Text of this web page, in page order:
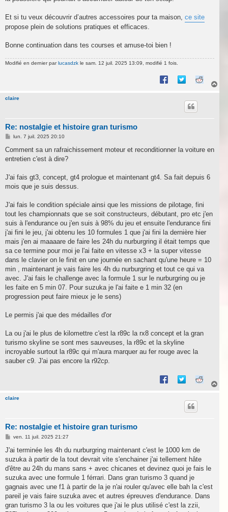
Et si tu veux découvrir d’autres accessoires pour ta maison, ce site
propose plein de solutions pratiques et efficaces.
Bonne continuation dans tes courses et amuse-toi bien !
Modifié en dernier parlucasdzk le sam. 12 juil. 2025 13:09, modifié 1 fois.
claire
Re: nostalgie et histoire gran turismo
M
s
a
lun. 7 juil. 2025 20:10
Comment sa un rafraichissement moteur et reconditionner la voiture en
entretien c'est à dire?
J'ai fais gt3, concept, gt4 prologue et maintenant gt4. Sa fait depuis 6
mois que je suis dessus.
J'ai fais le condition spéciale ainsi que les missions de pilotage, fini
tout les championnats que se soit constructeurs, débutant, pro etc j'en
suis à l'endurance ou j'en suis à 98% du jeu et ensuite l'endurance fini
j'ai fini le jeu, j'ai obtenu les 10 formules 1 que j'ai fini la dernière hier
mais j'en ai maaaare de faire les 24h du nurburgring il était temps que
sa ce termine pour moi je l'ai faite en vitesse x3 + la super vitesse
dans le clavier on le finit en une journée en sachant qu'une heure = 10
min , maintenant je vais faire les 4h du nurburgring et tout ce qui va
avec. J'ai fais le challenge avec la formule 1 sur le nurburgring ou je
les faite en 5 min 07. Pour suzuka je l'ai faite e 1 min 32 (en
progression peut faire mieux je le sens)
Le permis j'ai que des médailles d'or
La ou j'ai le plus de kilomettre c'est la r89c la rx8 concept et la gran
turismo skyline se sont mes sauveuses, la r89c et la skyline
incroyable surtout la r89c qui m'aura marquer au fer rouge avec la
sauber c9. J'ai pas encore la r92cp.
claire
Re: nostalgie et histoire gran turismo
M
s
a
g
ven. 11 juil. 2025 21:27
J'ai terminée les 4h du nurburgring maintenant c'est le 1000 km de
suzuka à partir de la tout devrait vite s'enchainer j'ai tellement hâte
d'être au 24h du mans sans + avec chicanes et devinez quoi je fais le
suzuka avec une formule 1 férrari. Dans gran turismo 3 quand je
gagnais avec une f1 à partir de la je n'ai rouler qu'avec elle bah la c'est
pareil je vais faire suzuka avec et autres épreuves d'endurance. Dans
gran turismo 3 la ou les voitures que j'ai le plus utilisé c'est la zzii,